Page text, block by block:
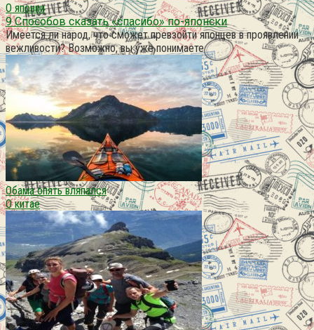
О японии
9 Способов сказать «спасибо» по-японски
Имеется ли народ, что сможет превзойти японцев в проявлении
вежливости? Возможно, вы уже понимаете
Обама опять вляпался
О китае